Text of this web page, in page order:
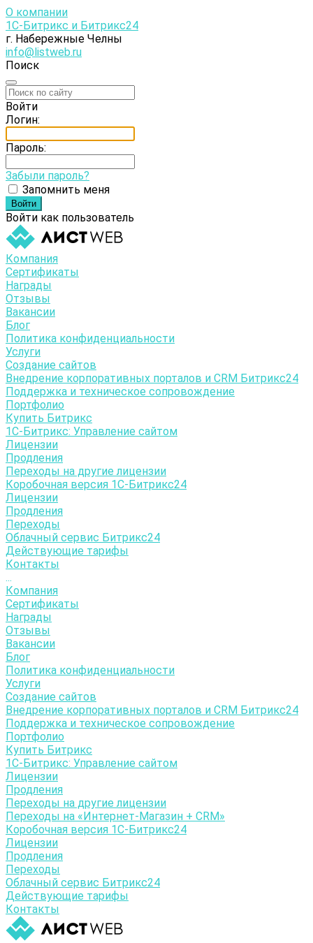
О компании
1С-Битрикс и Битрикс24
г. Набережные Челны
info@listweb.ru
Поиск
Войти
Логин:
Пароль:
Забыли пароль?
Запомнить меня
Войти как пользователь
Компания
Сертификаты
Награды
Отзывы
Вакансии
Блог
Политика конфиденциальности
Услуги
Создание сайтов
Внедрение корпоративных порталов и CRM Битрикс24
Поддержка и техническое сопровождение
Портфолио
Купить Битрикс
1С-Битрикc: Управление сайтом
Лицензии
Продления
Переходы на другие лицензии
Коробочная версия 1С-Битрикс24
Лицензии
Продления
Переходы
Облачный сервис Битрикс24
Действующие тарифы
Контакты
...
Компания
Сертификаты
Награды
Отзывы
Вакансии
Блог
Политика конфиденциальности
Услуги
Создание сайтов
Внедрение корпоративных порталов и CRM Битрикс24
Поддержка и техническое сопровождение
Портфолио
Купить Битрикс
1С-Битрикc: Управление сайтом
Лицензии
Продления
Переходы на другие лицензии
Переходы на «Интернет-Магазин + CRM»
Коробочная версия 1С-Битрикс24
Лицензии
Продления
Переходы
Облачный сервис Битрикс24
Действующие тарифы
Контакты